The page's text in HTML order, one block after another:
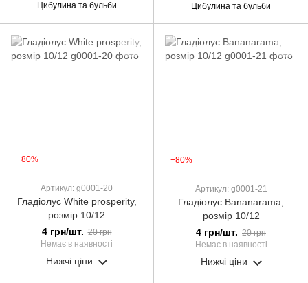
Цибулина та бульби
Цибулина та бульби
−80%
Артикул: g0001-20
Гладіолус White prosperity,
розмір 10/12
4 грн/шт. 20 грн
Немає в наявності
Нижчі ціни
−80%
Артикул: g0001-21
Гладіолус Bananarama,
розмір 10/12
4 грн/шт. 20 грн
Немає в наявності
Нижчі ціни